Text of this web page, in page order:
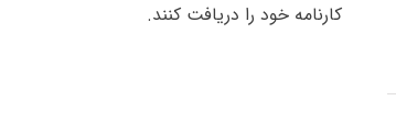
کارنامه خود را دریافت کنند.